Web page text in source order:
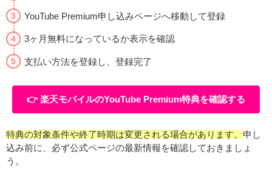
YouTube Premium申し込みページへ移動して登録
3ヶ月無料になっているか表示を確認
支払い方法を登録し、登録完了
👉️ 楽天モバイルのYouTube Premium特典を確認する
特典の対象条件や終了時期は変更される場合があります。 申し
込み前に、必ず公式ページの最新情報を確認しておきましょ
う。